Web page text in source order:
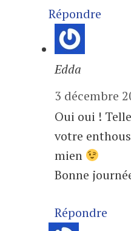
Répondre
Edda
3 décembre
Oui oui !
votre
mien
Bonne
Répondre